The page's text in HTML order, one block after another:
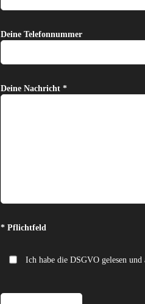
Deine Telefonnummer
Deine Nachricht *
Bitte lasse dieses Feld leer.
* Pflichtfeld
Ich habe die DSGVO gelesen und